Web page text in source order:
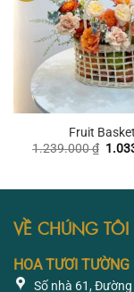
Fruit Basket
1.239.000₫ Giá
VỀ CHÚNG TÔI
HOA TƯƠI TƯỜNG
Số nhà 61, Đường